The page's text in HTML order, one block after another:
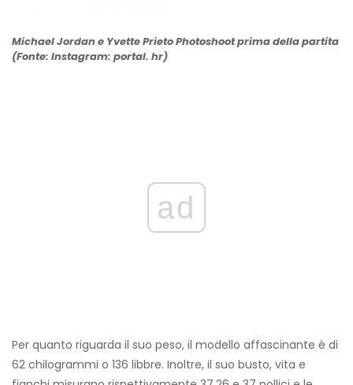
Michael Jordan e Yvette Prieto Photoshoot prima della partita
(Fonte: Instagram: portal. hr)
ad
Per quanto riguarda il suo peso, il modello affascinante è di
62 chilogrammi o 136 libbre. Inoltre, il suo busto, vita e